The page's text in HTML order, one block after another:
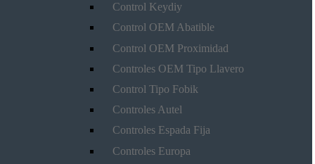
Control Keydiy
Control OEM Abatible
Control OEM Proximidad
Controles OEM Tipo Llavero
Control Tipo Fobik
Controles Autel
Controles Espada Fija
Controles Europa